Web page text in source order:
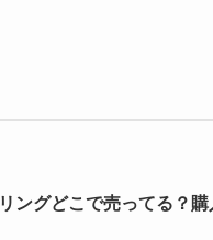
ングどこで売ってる？購